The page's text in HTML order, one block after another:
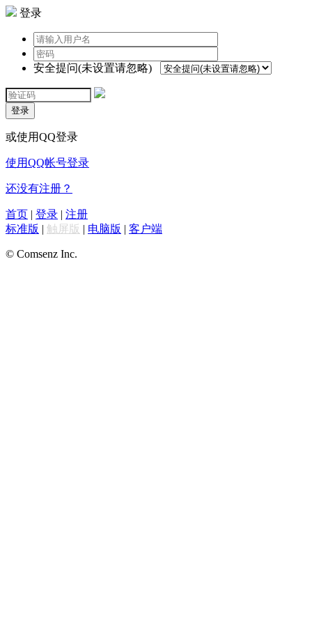
登录
安全提问(未设置请忽略)
登录
或使用QQ登录
使用QQ帐号登录
还没有注册？
首页 | 登录 | 注册
标准版 | 触屏版 | 电脑版 | 客户端
© Comsenz Inc.